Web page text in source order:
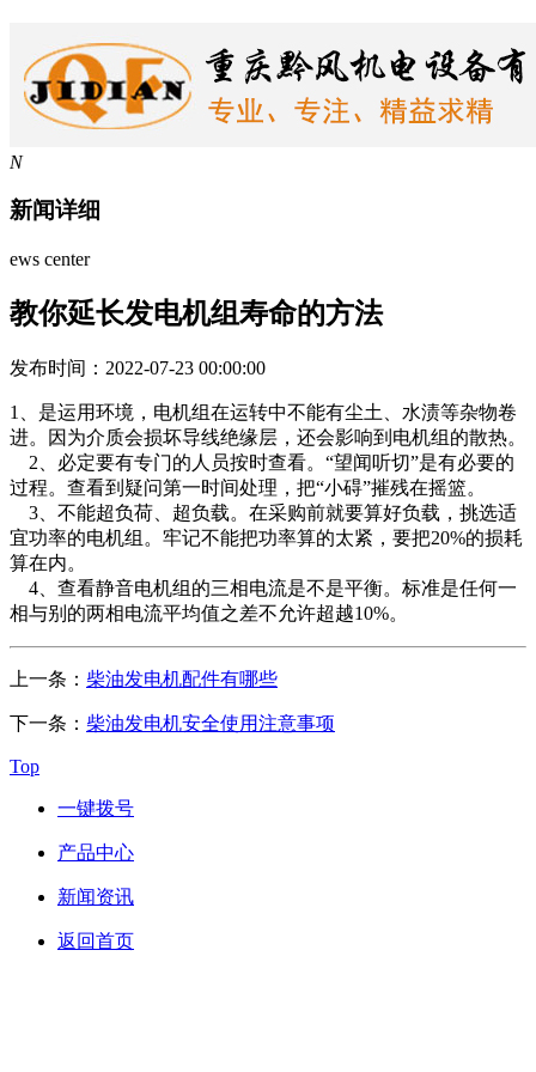
N
新闻详细
ews center
教你延长发电机组寿命的方法
发布时间：2022-07-23 00:00:00
1、是运用环境，电机组在运转中不能有尘土、水渍等杂物卷
进。因为介质会损坏导线绝缘层，还会影响到电机组的散热。
2、必定要有专门的人员按时查看。“望闻听切”是有必要的
过程。查看到疑问第一时间处理，把“小碍”摧残在摇篮。
3、不能超负荷、超负载。在采购前就要算好负载，挑选适
宜功率的电机组。牢记不能把功率算的太紧，要把20%的损耗
算在内。
4、查看静音电机组的三相电流是不是平衡。标准是任何一
相与别的两相电流平均值之差不允许超越10%。
上一条： 柴油发电机配件有哪些
下一条： 柴油发电机安全使用注意事项
Top
一键拨号
产品中心
新闻资讯
返回首页